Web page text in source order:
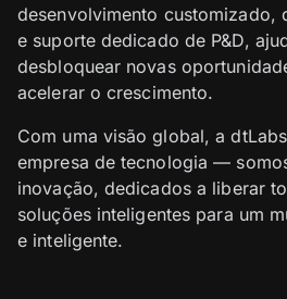
desenvolvimento customizado,
e suporte dedicado de P&D,
desbloquear novas
acelerar o crescimento.
Com uma visão global, a
empresa de tecnologia —
inovação, dedicados a liberar
soluções inteligentes para um
e inteligente.